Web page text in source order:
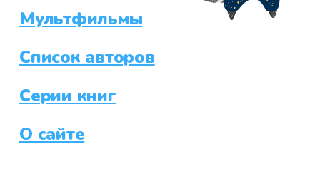
Мультфильмы
Список авторов
Серии книг
О сайте